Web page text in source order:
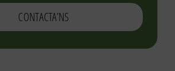
CONTACTA’NS